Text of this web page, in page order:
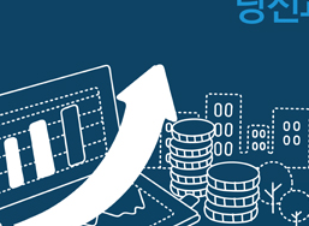
고 큰돈 벌고 싶어 해야 큰돈이 제 발
쓰는 사람을 축복한다
손할 것, 돈이 좋아하는 사람이다
을 모으고 빚은 빚을 부른다
지 마라 돈은 변명하는 자를 피해다닌
싫어한다 돈은 지혜를 사랑한다